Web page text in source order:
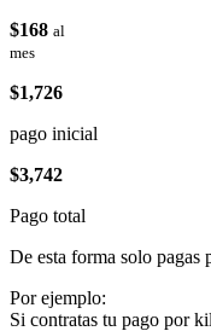
$168 al
mes
$1,726
pago inicial
$3,742
Pago total
De esta forma solo pagas
Por ejemplo:
Si contratas tu pago por